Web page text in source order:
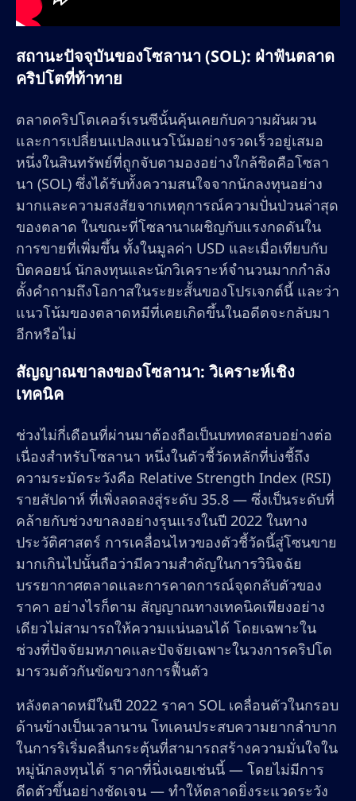
สถานะปัจจุบันของโซลานา (SOL): ฝ่าฟันตลาด
คริปโตที่ท้าทาย
ตลาดคริปโตเคอร์เรนซีนั้นคุ้นเคยกับความผันผวน
และการเปลี่ยนแปลงแนวโน้มอย่างรวดเร็วอยู่เสมอ
หนึ่งในสินทรัพย์ที่ถูกจับตามองอย่างใกล้ชิดคือโซลา
นา (SOL) ซึ่งได้รับทั้งความสนใจจากนักลงทุนอย่าง
มากและความสงสัยจากเหตุการณ์ความปั่นป่วนล่าสุด
ของตลาด ในขณะที่โซลานาเผชิญกับแรงกดดันใน
การขายที่เพิ่มขึ้น ทั้งในมูลค่า USD และเมื่อเทียบกับ
บิตคอยน์ นักลงทุนและนักวิเคราะห์จำนวนมากกำลัง
ตั้งคำถามถึงโอกาสในระยะสั้นของโปรเจกต์นี้ และว่า
แนวโน้มของตลาดหมีที่เคยเกิดขึ้นในอดีตจะกลับมา
อีกหรือไม่
สัญญาณขาลงของโซลานา: วิเคราะห์เชิง
เทคนิค
ช่วงไม่กี่เดือนที่ผ่านมาต้องถือเป็นบททดสอบอย่างต่อ
เนื่องสำหรับโซลานา หนึ่งในตัวชี้วัดหลักที่บ่งชี้ถึง
ความระมัดระวังคือ Relative Strength Index (RSI)
รายสัปดาห์ ที่เพิ่งลดลงสู่ระดับ 35.8 — ซึ่งเป็นระดับที่
คล้ายกับช่วงขาลงอย่างรุนแรงในปี 2022 ในทาง
ประวัติศาสตร์ การเคลื่อนไหวของตัวชี้วัดนี้สู่โซนขาย
มากเกินไปนั้นถือว่ามีความสำคัญในการวินิจฉัย
บรรยากาศตลาดและการคาดการณ์จุดกลับตัวของ
ราคา อย่างไรก็ตาม สัญญาณทางเทคนิคเพียงอย่าง
เดียวไม่สามารถให้ความแน่นอนได้ โดยเฉพาะใน
ช่วงที่ปัจจัยมหภาคและปัจจัยเฉพาะในวงการคริปโต
มารวมตัวกันขัดขวางการฟื้นตัว
หลังตลาดหมีในปี 2022 ราคา SOL เคลื่อนตัวในกรอบ
ด้านข้างเป็นเวลานาน โทเคนประสบความยากลำบาก
ในการริเริ่มคลื่นกระตุ้นที่สามารถสร้างความมั่นใจใน
หมู่นักลงทุนได้ ราคาที่นิ่งเฉยเช่นนี้ — โดยไม่มีการ
ดีดตัวขึ้นอย่างชัดเจน — ทำให้ตลาดยิ่งระแวดระวัง